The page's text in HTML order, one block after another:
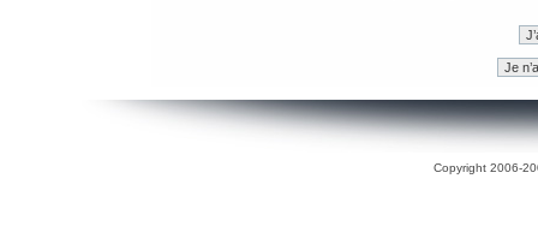
Copyright 2006-